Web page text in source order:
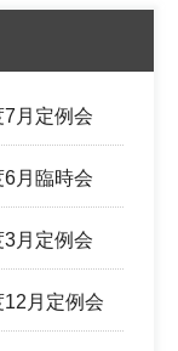
月定例会
月臨時会
月定例会
月定例会